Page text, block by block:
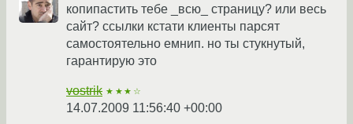
копипастить тебе _всю_ страницу? или весь
сайт? ссылки кстати клиенты парсят
самостоятельно емнип. но ты стукнутый,
гарантирую это
vostrik ★★★☆
14.07.2009 11:56:40 +00:00